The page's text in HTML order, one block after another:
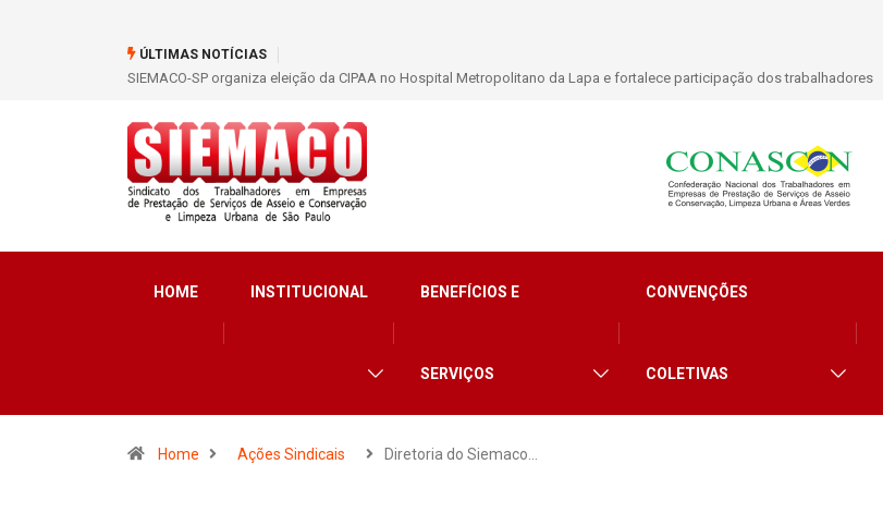
ÚLTIMAS NOTÍCIAS
SIEMACO-SP organiza eleição da CIPAA no Hospital Metropolitano da Lapa e fortalece participação dos trabalhadores
HOME INSTITUCIONAL BENEFÍCIOS E
SERVIÇOS
CONVENÇÕES
COLETIVAS
Home Ações Sindicais Diretoria do Siemaco…